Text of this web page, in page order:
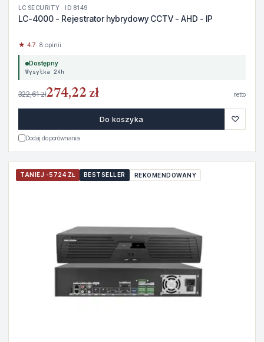
LC SECURITY · ID 8149
LC-4000 - Rejestrator hybrydowy CCTV - AHD - IP
★ 4.7· 8 opinii
Dostępny
Wysyłka 24h
322,61 zł274,22 zł netto
Do koszyka ♡
Dodaj do porównania
TANIEJ -5724 ZŁ BESTSELLER REKOMENDOWANY